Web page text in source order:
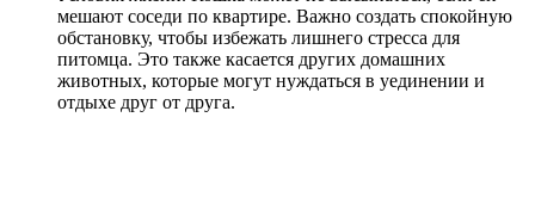
мешают соседи по квартире. Важно создать спокойную
обстановку, чтобы избежать лишнего стресса для
питомца. Это также касается других домашних
животных, которые могут нуждаться в уединении и
отдыхе друг от друга.